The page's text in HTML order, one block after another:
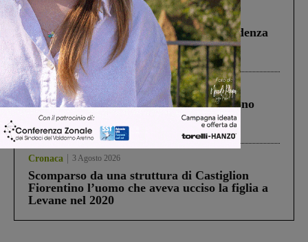
Figline Incisa Valdarno 1 Agosto 2026
Piscina di Figline finanziata oltre la scadenza
Pnrr, il gruppo di Fratelli d’Italia: “Un
ringraziamento al Governo”
Cronaca 4 Agosto 2026
Un anno fa la strage in A1 in cui morirono
Gianni, Giulia e Franco. Lo schianto, il
processo, lo stop ai sorpassi fra tir....
Cronaca 3 Agosto 2026
Scomparso da una struttura di Castiglion
Fiorentino l’uomo che aveva ucciso la figlia a
Levane nel 2020